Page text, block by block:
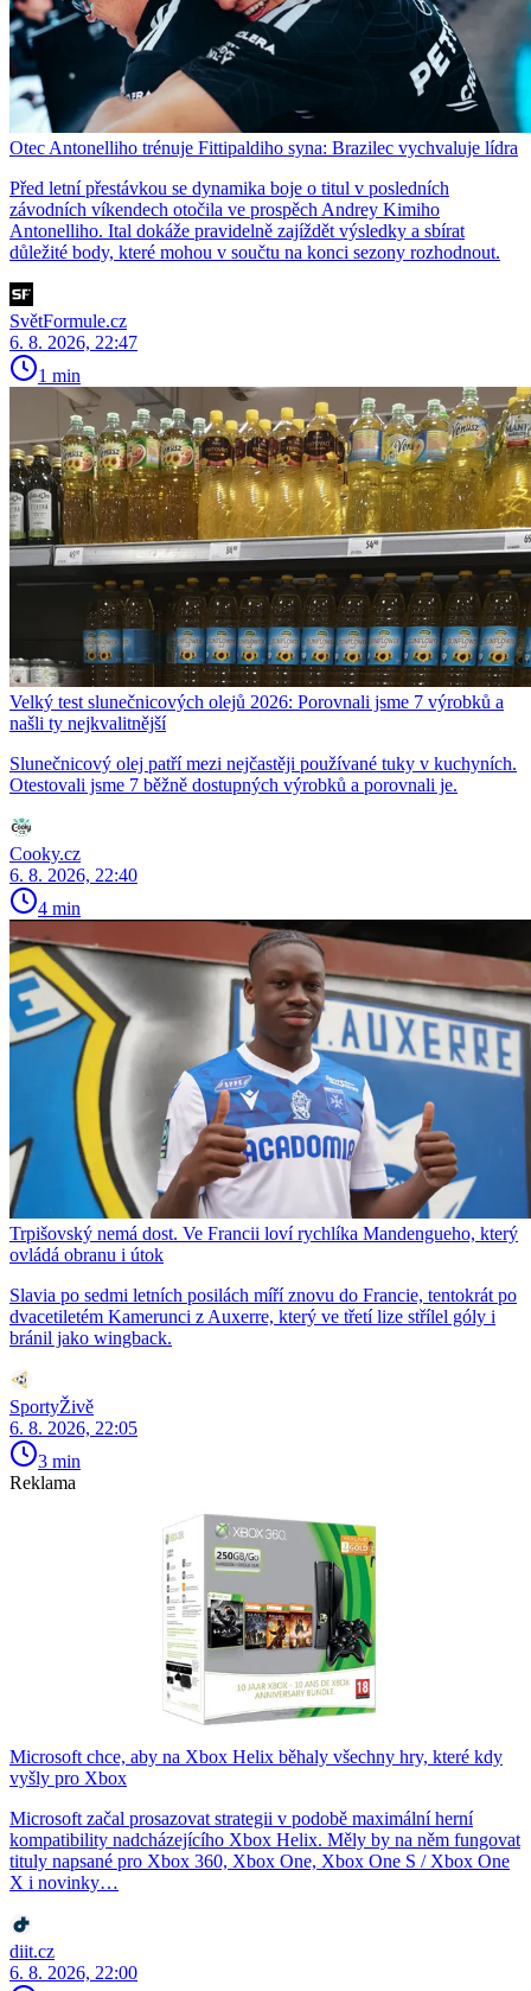
Otec Antonelliho trénuje Fittipaldiho syna: Brazilec vychvaluje lídra
Před letní přestávkou se dynamika boje o titul v posledních
závodních víkendech otočila ve prospěch Andrey Kimiho
Antonelliho. Ital dokáže pravidelně zajíždět výsledky a sbírat
důležité body, které mohou v součtu na konci sezony rozhodnout.
SvětFormule.cz
6. 8. 2026, 22:47
1 min
Velký test slunečnicových olejů 2026: Porovnali jsme 7 výrobků a
našli ty nejkvalitnější
Slunečnicový olej patří mezi nejčastěji používané tuky v kuchyních.
Otestovali jsme 7 běžně dostupných výrobků a porovnali je.
Cooky.cz
6. 8. 2026, 22:40
4 min
Trpišovský nemá dost. Ve Francii loví rychlíka Mandengueho, který
ovládá obranu i útok
Slavia po sedmi letních posilách míří znovu do Francie, tentokrát po
dvacetiletém Kamerunci z Auxerre, který ve třetí lize střílel góly i
bránil jako wingback.
SportyŽivě
6. 8. 2026, 22:05
3 min
Reklama
Microsoft chce, aby na Xbox Helix běhaly všechny hry, které kdy
vyšly pro Xbox
Microsoft začal prosazovat strategii v podobě maximální herní
kompatibility nadcházejícího Xbox Helix. Měly by na něm fungovat
tituly napsané pro Xbox 360, Xbox One, Xbox One S / Xbox One
X i novinky…
diit.cz
6. 8. 2026, 22:00